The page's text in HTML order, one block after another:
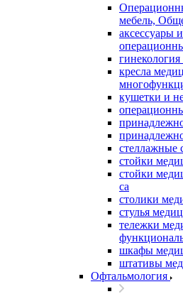
мебель,
аксессуары
кресла
кушетки и
стеллажные
стойки
стойки
са
столики
стулья
тележки
шкафы
штативы
Офтальмология